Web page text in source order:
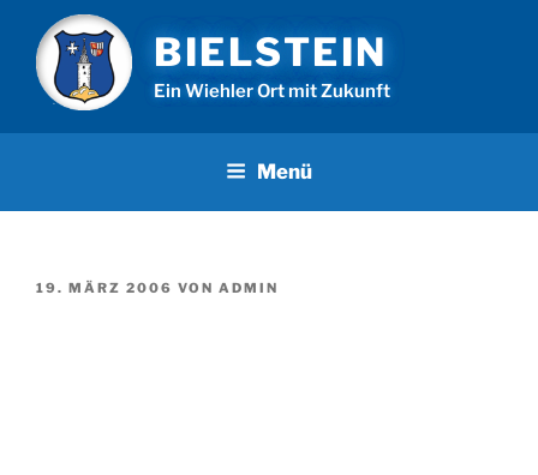
Inhalt
springen
BIELSTEIN
Ein Wiehler Ort mit Zukunft
Menü
VERÖFFENTLICHT
19. MÄRZ 2006 VON ADMIN